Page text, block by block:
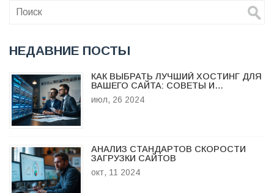
НЕДАВНИЕ ПОСТЫ
КАК ВЫБРАТЬ ЛУЧШИЙ ХОСТИНГ ДЛЯ
ВАШЕГО САЙТА: СОВЕТЫ И
РЕКОМЕНДАЦИИ
июл, 26 2024
АНАЛИЗ СТАНДАРТОВ СКОРОСТИ
ЗАГРУЗКИ САЙТОВ
окт, 11 2024